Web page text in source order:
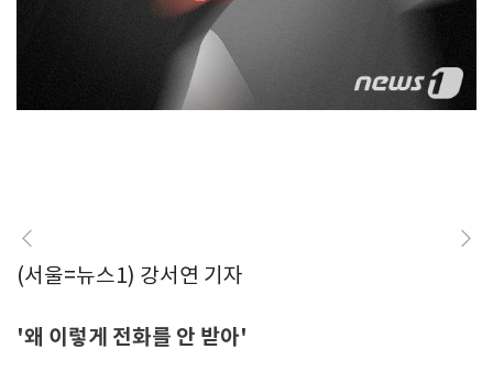
(서울=뉴스1) 강서연 기자
'왜 이렇게 전화를 안 받아'